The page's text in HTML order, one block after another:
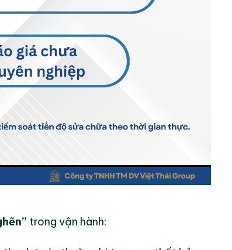
trong vận hành: